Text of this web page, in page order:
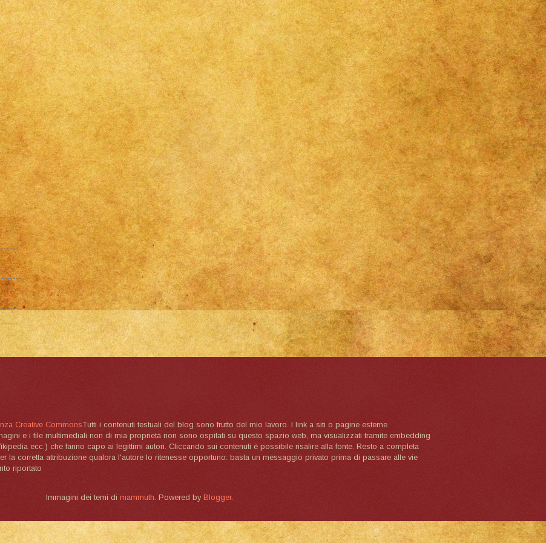
Creative CommonsTutti i contenuti testuali del blog sono frutto del mio lavoro. I link a siti o pagine esterne
e i file multimediali non di mia proprietà non sono ospitati su questo spazio web, ma visualizzati tramite embedding
ecc.) che fanno capo ai legittimi autori. Cliccando sui contenuti è possibile risalire alla fonte. Resto a completa
la corretta attribuzione qualora l'autore lo ritenesse opportuno: basta un messaggio privato prima di passare alle vie
riportato
Immagini dei temi di mammuth. Powered by Blogger.